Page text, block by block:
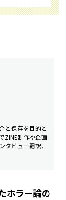
と保存を目的と
ZINE制作や企画
ビュー翻訳、
ホラー論の